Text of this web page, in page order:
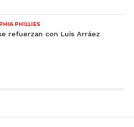
PHILLIES
refuerzan con Luis Arráez